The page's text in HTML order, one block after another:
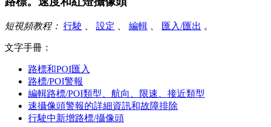
短視頻教程： 行駛 設定 編輯 匯入/匯出 。
文字手冊：
路標和POI匯入
路標/POI警報
編輯路標/POI類型、航向、限速、接近類型
速攝像頭警報的詳細資訊和故障排除
行駛中新增路標/攝像頭